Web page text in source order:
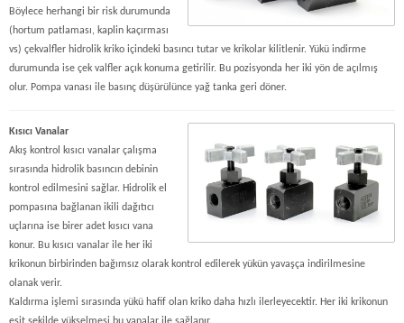
Böylece herhangi bir risk durumunda
(hortum patlaması, kaplin kaçırması
vs) çekvalfler hidrolik kriko içindeki basıncı tutar ve krikolar kilitlenir. Yükü indirme
durumunda ise çek valfler açık konuma getirilir. Bu pozisyonda her iki yön de açılmış
olur. Pompa vanası ile basınç düşürülünce yağ tanka geri döner.
Kısıcı Vanalar
Akış kontrol kısıcı vanalar çalışma
sırasında hidrolik basıncın debinin
kontrol edilmesini sağlar. Hidrolik el
pompasına bağlanan ikili dağıtıcı
uçlarına ise birer adet kısıcı vana
konur. Bu kısıcı vanalar ile her iki
krikonun birbirinden bağımsız olarak kontrol edilerek yükün yavaşça indirilmesine
olanak verir.
Kaldırma işlemi sırasında yükü hafif olan kriko daha hızlı ilerleyecektir. Her iki krikonun